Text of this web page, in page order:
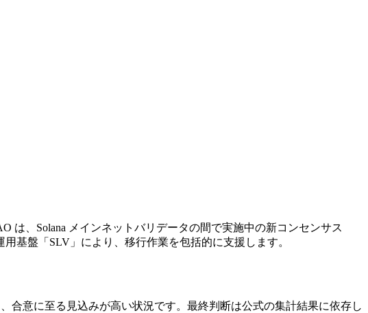
は、Solana メインネットバリデータの間で実施中の新コンセンサス
基盤「SLV」により、移行作業を包括的に支援します。
合意に至る見込みが高い状況です。最終判断は公式の集計結果に依存し